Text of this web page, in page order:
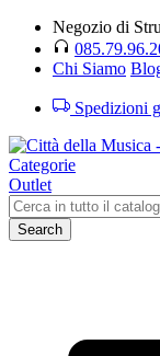
Negozio di
Chi Siamo
Spedizioni
Categorie
Outlet
Search